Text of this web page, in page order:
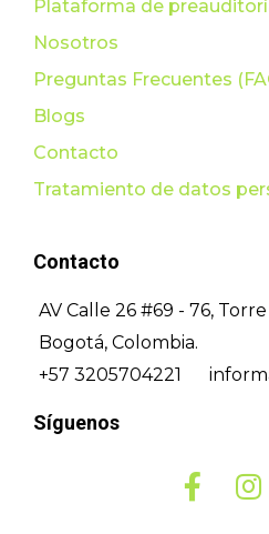
Plataforma de
Nosotros
Preguntas Frecuentes
Blogs
Contacto
Tratamiento de datos
Contacto
AV Calle 26 #69 - 76, Torre
Bogotá, Colombia.
+57 3205704221
Síguenos